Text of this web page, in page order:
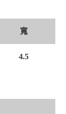
寬
4.5